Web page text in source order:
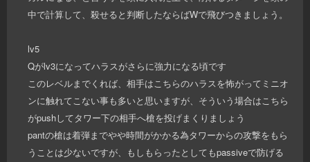
中で計算して、殺せると判断したならばWで飛びつきましょう。
lv5
Qがlv3になってハラスがさらに強力になる頃です
このレベルまでくれば、相手はこちらのハラスを怖がってミニオ
ンに触れてこない事も多いと思いますが、そういう場合はこちら
がpushしてタワー下の相手へ槍を投げまくりましょう
pantの槍は着弾までやや時間がかかる為タワーからの攻撃をもら
うことは少ないですが、もしもらったとしてもpassiveで防げる